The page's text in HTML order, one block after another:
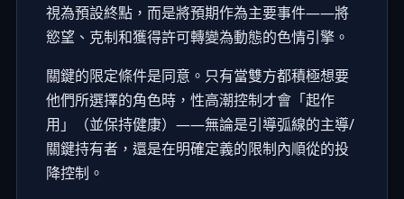
視為預設終點，而是將預期作為主要事件——將
慾望、克制和獲得許可轉變為動態的色情引擎。
關鍵的限定條件是同意。只有當雙方都積極想要
他們所選擇的角色時，性高潮控制才會「起作
用」（並保持健康）——無論是引導弧線的主導/
關鍵持有者，還是在明確定義的限制內順從的投
降控制。